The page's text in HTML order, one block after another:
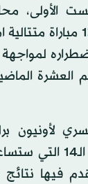
الخالي من الهزائم لـ13
لأونيون
«سعيداً جداً بنقاطنا
فيها